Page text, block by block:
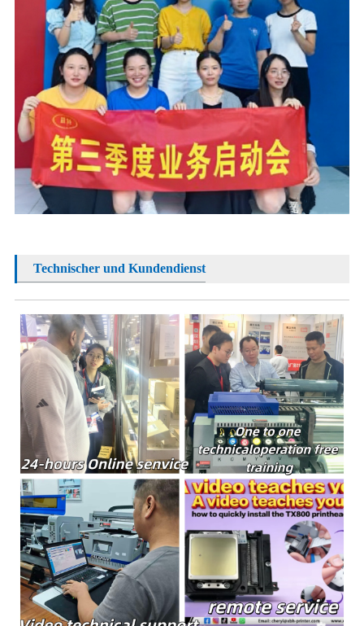
Technischer und Kundendienst